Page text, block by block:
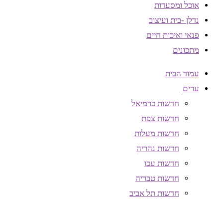
אוכל ומסעדות
נדלן -בית ועיצוב
פנאי ואיכות חיים
מתכונים
עמוד הבית
ערים
חדשות כרמיאל
חדשות צפת
חדשות מעלות
חדשות נהריה
חדשות עכו
חדשות טבריה
חדשות תל אביב